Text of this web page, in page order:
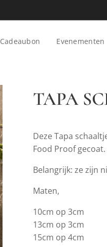
Cadeaubon Evenementen
TAPA
Deze Tapa
Food Proof gecoat.
Belangrijk: ze zijn
Maten,
10cm op 3cm
13cm op 3cm
15cm op 4cm